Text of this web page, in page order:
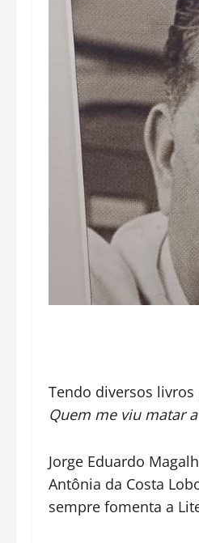
Tendo diversos
Quem me viu matar
Jorge Eduardo
Antônia da Costa
sempre fomenta a